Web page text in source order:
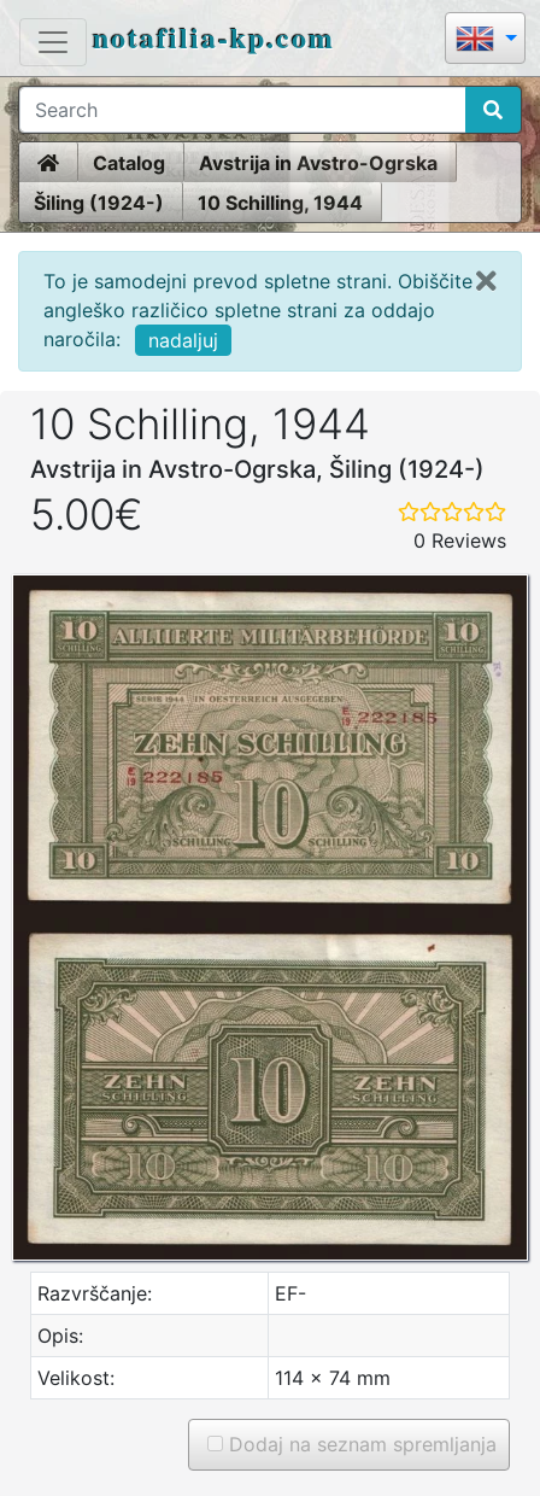
notafilia-kp.com
HomeCatalog
Avstrija in Avstro-Ogrska
Šiling (1924-)
10 Schilling, 1944
To je samodejni prevod spletne strani. Obiščite
angleško različico spletne strani za oddajo
naročila:
nadaljuj
10 Schilling, 1944
Avstrija in Avstro-Ogrska, Šiling (1924-)
5.00€
0 Reviews
Razvrščanje:
EF-
Opis:
Velikost:
114 x 74 mm
Dodaj na seznam spremljanja